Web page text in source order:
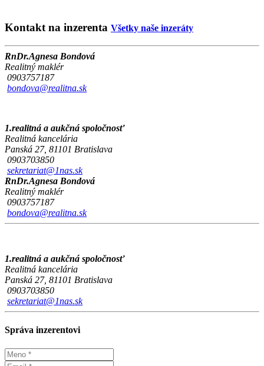
Kontakt na inzerenta Všetky naše inzeráty
RnDr.Agnesa Bondová
Realitný maklér
0903757187
bondova@realitna.sk
1.realitná a aukčná spoločnosť
Realitná kancelária
Panská 27, 81101 Bratislava
0903703850
sekretariat@1nas.sk
RnDr.Agnesa Bondová
Realitný maklér
0903757187
bondova@realitna.sk
1.realitná a aukčná spoločnosť
Realitná kancelária
Panská 27, 81101 Bratislava
0903703850
sekretariat@1nas.sk
Správa inzerentovi